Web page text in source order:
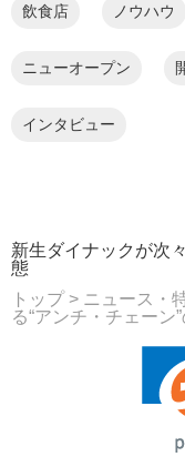
飲食店 ノウハウ
ニューオープン
インタビュー
新生ダイナックが次
態
トップ> ニュース・
る“アンチ・チェーン